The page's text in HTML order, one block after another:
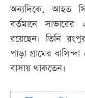
অন্যদিকে, আহত
বর্তমানে সাভারের
রয়েছেন। তিনি
পাড়া গ্রামের
বাসায় থাকতেন।